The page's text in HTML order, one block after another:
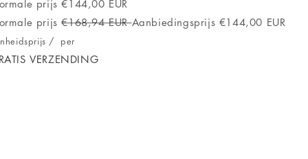
prijs €144,00 EUR
prijs €168,94 EURAanbiedingsprijs €144,00 EUR
/ per
VERZENDING